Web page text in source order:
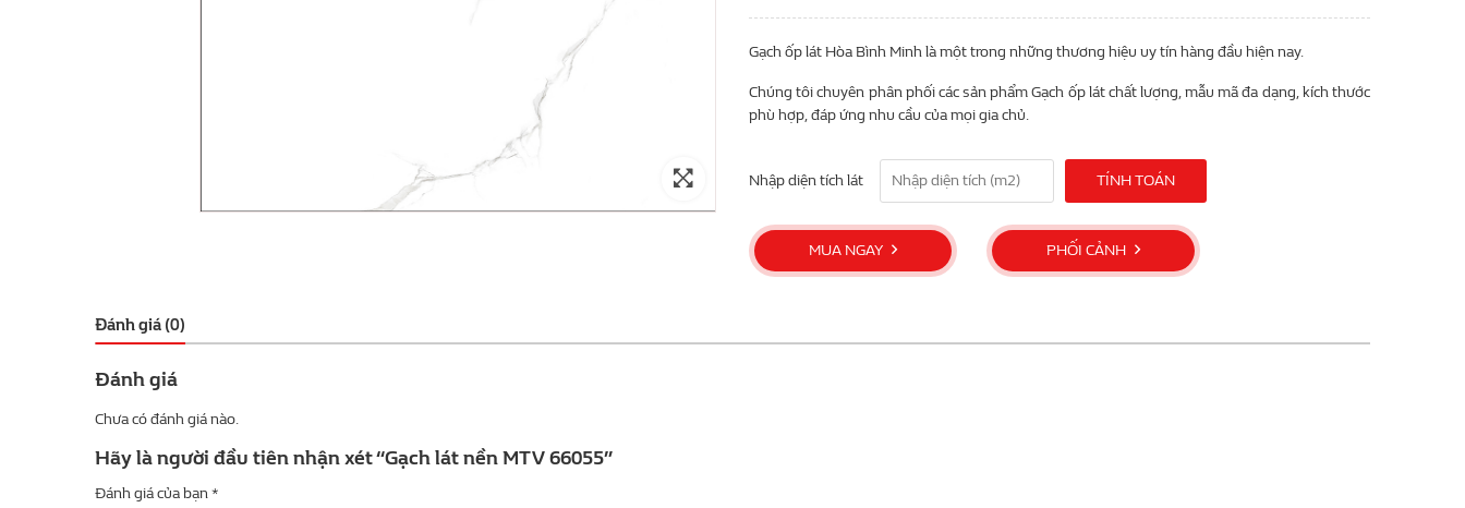
Gạch ốp lát Hòa Bình Minh là một trong những thương hiệu uy tín hàng đầu hiện nay.
Chúng tôi chuyên phân phối các sản phẩm Gạch ốp lát chất lượng, mẫu mã đa dạng, kích thước
phù hợp, đáp ứng nhu cầu của mọi gia chủ.
Nhập diện tích lát TÍNH TOÁN
MUA NGAY PHỐI CẢNH
Đánh giá (0)
Đánh giá
Chưa có đánh giá nào.
Hãy là người đầu tiên nhận xét “Gạch lát nền MTV 66055”
Đánh giá của bạn*